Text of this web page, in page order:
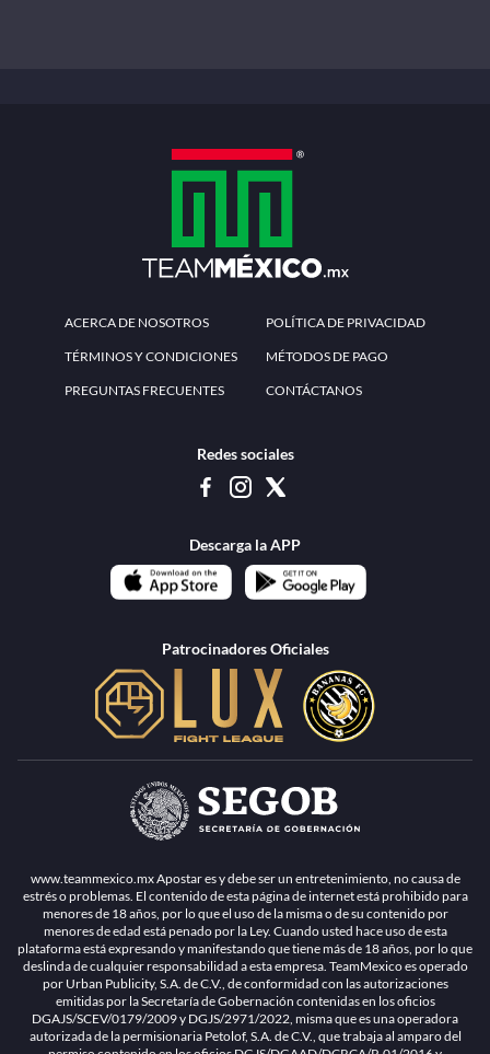
ACERCA DE NOSOTROS POLÍTICA DE PRIVACIDAD
TÉRMINOS Y CONDICIONES MÉTODOS DE PAGO
PREGUNTAS FRECUENTES CONTÁCTANOS
Redes sociales
Descarga la APP
Patrocinadores Oficiales
www.teammexico.mx Apostar es y debe ser un entretenimiento, no causa de
estrés o problemas. El contenido de esta página de internet está prohibido para
menores de 18 años, por lo que el uso de la misma o de su contenido por
menores de edad está penado por la Ley. Cuando usted hace uso de esta
plataforma está expresando y manifestando que tiene más de 18 años, por lo que
deslinda de cualquier responsabilidad a esta empresa. TeamMexico es operado
por Urban Publicity, S.A. de C.V., de conformidad con las autorizaciones
emitidas por la Secretaría de Gobernación contenidas en los oficios
DGAJS/SCEV/0179/2009 y DGJS/2971/2022, misma que es una operadora
autorizada de la permisionaria Petolof, S.A. de C.V., que trabaja al amparo del